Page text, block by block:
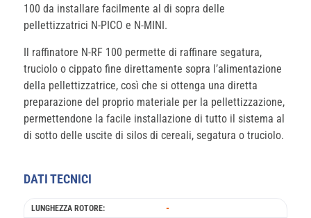
100 da installare facilmente al di sopra delle
pellettizzatrici N-PICO e N-MINI.
Il raffinatore N-RF 100 permette di raffinare segatura,
truciolo o cippato fine direttamente sopra l’alimentazione
della pellettizzatrice, così che si ottenga una diretta
preparazione del proprio materiale per la pellettizzazione,
permettendone la facile installazione di tutto il sistema al
di sotto delle uscite di silos di cereali, segatura o truciolo.
DATI TECNICI
LUNGHEZZA ROTORE: -